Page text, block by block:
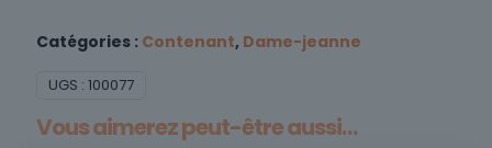
Catégories : Contenant, Dame-jeanne
UGS : 100077
Vous aimerez peut-être aussi…